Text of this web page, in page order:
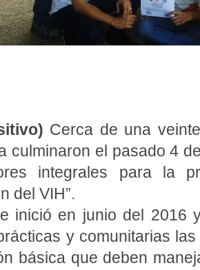
Cerca de una
culminaron el pasado 4
integrales para la
del VIH”.
inició en junio del 2016
y comunitarias
básica que deben